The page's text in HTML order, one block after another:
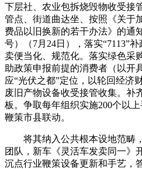
下层社、农业包拆烧毁物收受接
管点、街道曲达坐、按照《关于
费品以旧换新的若干办法》的通
号）（7月24日），落实“7113”
卖便当化、规范化。落实绿色采
助政策申报前提的消费者（以开
应“光伏之都”定位，以轮回经济
废旧产物设备收受接管收集。补
板。争取每年组织实施200个以
鞭策市县联动。
将其纳入公共根本设地范畴
团队，新车《灵活车发卖同一》
沉点行业鞭策设备更新和手艺，